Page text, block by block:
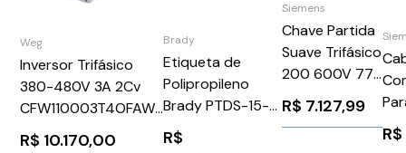
Weg
Inversor Trifásico
380-480V 3A 2Cv
CFW110003T4OFAWZ
WEG Weg 11660212
R$ 10.170,00
Brady
Etiqueta de
Polipropileno
Brady PTDS-15-
390
R$
Siemens
Chave Partida
Suave Trifásico
200 600V 77A
110 220V
3RW52261AC15
R$ 7.127,99
R$